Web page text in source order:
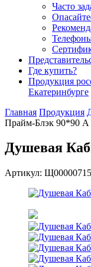
Часто
Где купить?
Продукция
Екатеринбурге
Главная Продукция
Прайм-Блэк 90*90 А
Душевая
Артикул: